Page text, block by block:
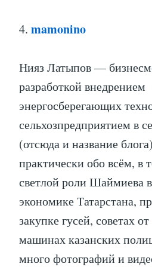
4. mamonino
Нияз Латыпов —
разработкой внедрением
энергосберегающих
сельхозпредприятием в
(отсюда и название
практически обо всём, в
светлой роли Шаймиева
экономике Татарстана,
закупке гусей, советах
машинах казанских
много фотографий и